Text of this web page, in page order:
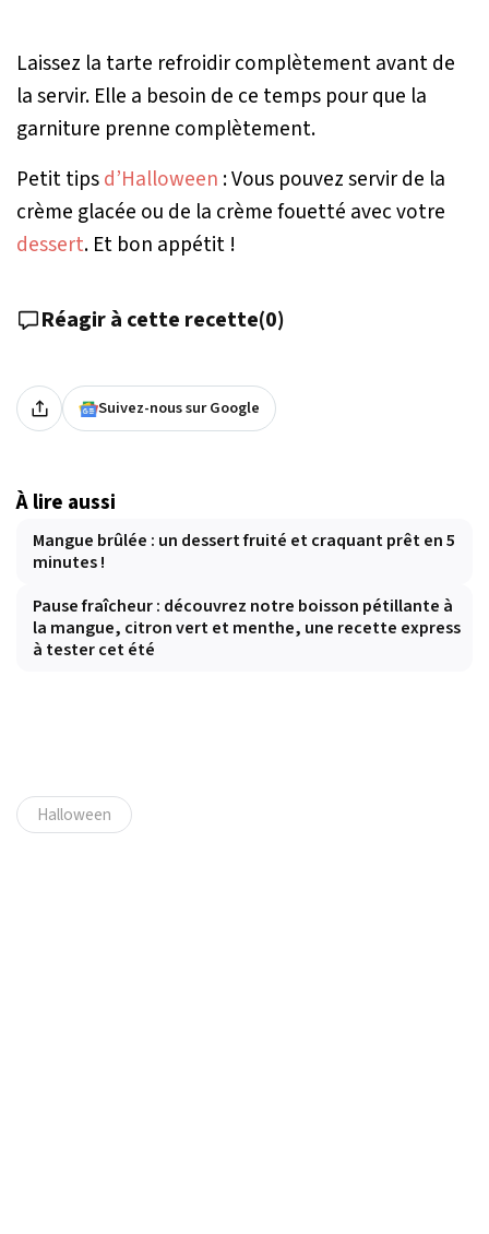
Laissez la tarte refroidir complètement avant de
la servir. Elle a besoin de ce temps pour que la
garniture prenne complètement.
Petit tipsd’Halloween : Vous pouvez servir de la
crème glacée ou de la crème fouetté avec votre
dessert. Et bon appétit !
Réagir à cette recette(0)
Suivez-nous sur Google
À lire aussi
Mangue brûlée : un dessert fruité et craquant prêt en 5
minutes !
Pause fraîcheur : découvrez notre boisson pétillante à
la mangue, citron vert et menthe, une recette express
à tester cet été
Halloween